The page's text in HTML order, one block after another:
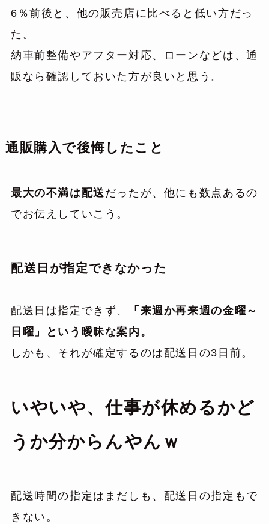
6％前後と、他の販売店に比べると低い方だっ
た。
納車前整備やアフター対応、ローンなどは、通
販なら確認しておいた方が良いと思う。
通販購入で後悔したこと
最大の不満は配送だったが、他にも数点あるの
でお伝えしていこう。
配送日が指定できなかった
配送日は指定できず、
「来週か再来週の金曜～
日曜」という曖昧な案内。
しかも、それが確定するのは配送日の3日前。
いやいや、仕事が休めるかど
うか分からんやんｗ
配送時間の指定はまだしも、配送日の指定もで
きない。